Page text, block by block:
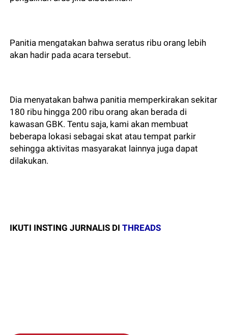
Panitia mengatakan bahwa seratus ribu orang lebih
akan hadir pada acara tersebut.
Dia menyatakan bahwa panitia memperkirakan sekitar
180 ribu hingga 200 ribu orang akan berada di
kawasan GBK. Tentu saja, kami akan membuat
beberapa lokasi sebagai skat atau tempat parkir
sehingga aktivitas masyarakat lainnya juga dapat
dilakukan.
IKUTI INSTING JURNALIS DITHREADS